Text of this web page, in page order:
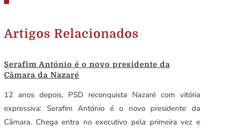
Artigos Relacionados
Serafim António é o novo presidente da
Câmara da Nazaré
12 anos depois, PSD reconquista Nazaré com vitória
expressiva: Serafim António é o novo presidente da
Câmara. Chega entra no executivo pela primeira vez e